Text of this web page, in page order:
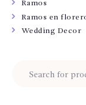
Ramos
Ramos en
Wedding Decor